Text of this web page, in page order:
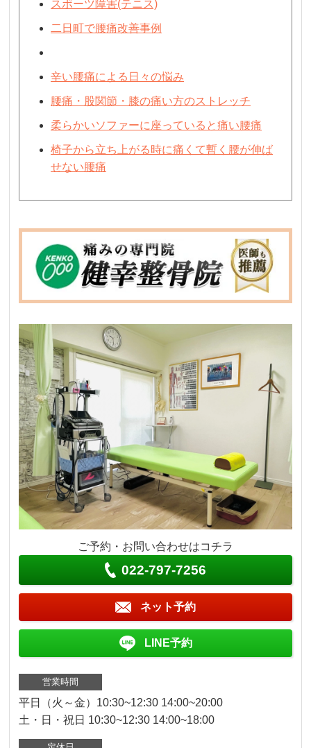
スポーツ障害(テニス)
二日町で腰痛改善事例
辛い腰痛による日々の悩み
腰痛・股関節・膝の痛い方のストレッチ
柔らかいソファーに座っていると痛い腰痛
椅子から立ち上がる時に痛くて暫く腰が伸ば
せない腰痛
ご予約・お問い合わせはコチラ
022-797-7256
ネット予約
LINE予約
営業時間
平日（火～金）10:30~12:30 14:00~20:00
土・日・祝日 10:30~12:30 14:00~18:00